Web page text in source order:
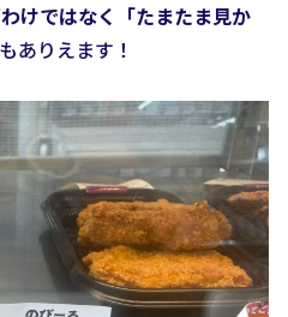
けではなく「たまたま見か
ありえます！